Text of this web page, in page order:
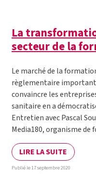
La
secteur de la
Le marché de la
règlementaire
convaincre les
sanitaire en a
Entretien avec Pascal
Media180, organisme
LIRE LA SUITE
Publié le 17 septembre 2020